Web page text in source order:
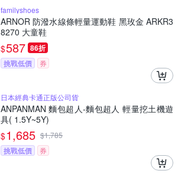
familyshoes
ARNOR 防潑水線條輕量運動鞋 黑玫金 ARKR3
8270 大童鞋
$587 86折
挑戰低價 券
日本經典卡通正版公司貨
ANPANMAN 麵包超人-麵包超人 輕量挖土機遊
具( 1.5Y~5Y)
$1,685 $1,785
挑戰低價
券